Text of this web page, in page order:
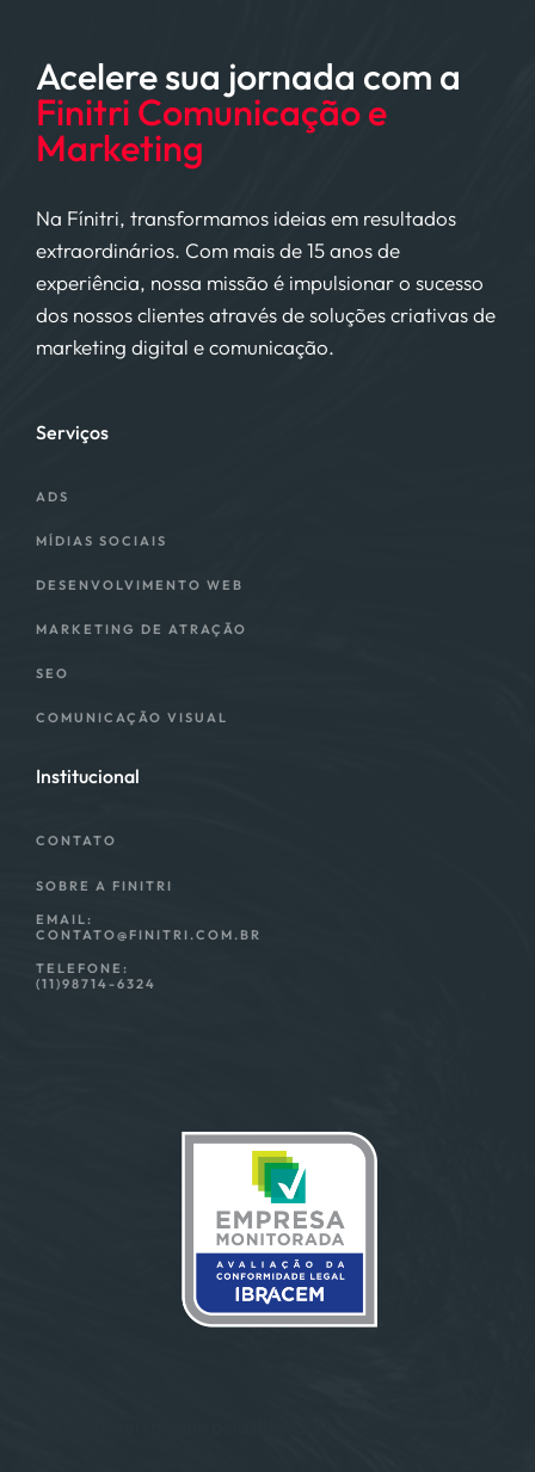
Acelere sua jornada com a
Finitri Comunicação e
Marketing
Na Fínitri, transformamos ideias em resultados
extraordinários. Com mais de 15 anos de
experiência, nossa missão é impulsionar o sucesso
dos nossos clientes através de soluções criativas de
marketing digital e comunicação.
Serviços
ADS
MÍDIAS SOCIAIS
DESENVOLVIMENTO WEB
MARKETING DE ATRAÇÃO
SEO
COMUNICAÇÃO VISUAL
Institucional
CONTATO
SOBRE A FINITRI
EMAIL:
CONTATO@FINITRI.COM.BR
TELEFONE:
(11)98714-6324